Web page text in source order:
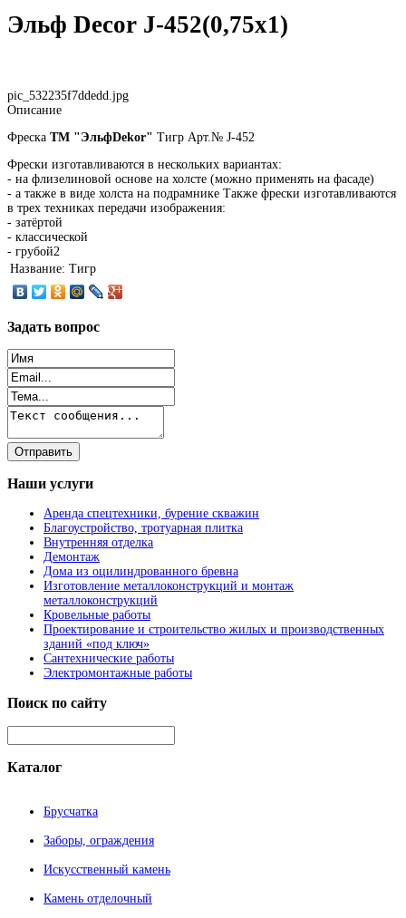
Эльф Decor J-452(0,75x1)
pic_532235f7ddedd.jpg
Описание
Фреска ТМ "ЭльфDekor" Тигр Арт.№ J-452
Фрески изготавливаются в нескольких вариантах:
- на флизелиновой основе на холсте (можно применять на фасаде)
- а также в виде холста на подрамнике Также фрески изготавливаются
в трех техниках передачи изображения:
- затёртой
- классической
- грубой2
Название: Тигр
Задать вопрос
Наши услуги
Аренда спецтехники, бурение скважин
Благоустройство, тротуарная плитка
Внутренняя отделка
Демонтаж
Дома из оцилиндрованного бревна
Изготовление металлоконструкций и монтаж
металлоконструкций
Кровельные работы
Проектирование и строительство жилых и производственных
зданий «под ключ»
Сантехнические работы
Электромонтажные работы
Поиск по сайту
Каталог
Брусчатка
Заборы, ограждения
Искусственный камень
Камень отделочный